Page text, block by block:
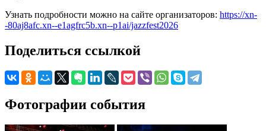
Узнать подробности можно на сайте организаторов: https://xn-
-80aj8afc.xn--e1agfrc5b.xn--p1ai/jazzfest2026
Поделиться ссылкой
Фотографии события